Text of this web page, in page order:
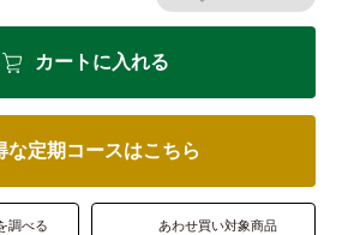
カートに入れる
な定期コースはこちら
調べる あわせ買い対象商品